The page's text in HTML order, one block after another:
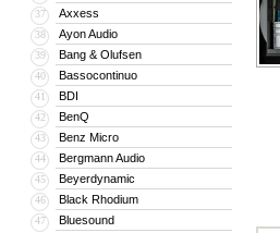
37 Axxess
38 Ayon Audio
39 Bang & Olufsen
40 Bassocontinuo
41 BDI
42 BenQ
43 Benz Micro
44 Bergmann Audio
45 Beyerdynamic
46 Black Rhodium
47 Bluesound